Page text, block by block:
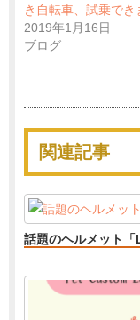
き自転車、試乗でき
2019年1月16日
ブログ
関連記事
話題のヘルメット